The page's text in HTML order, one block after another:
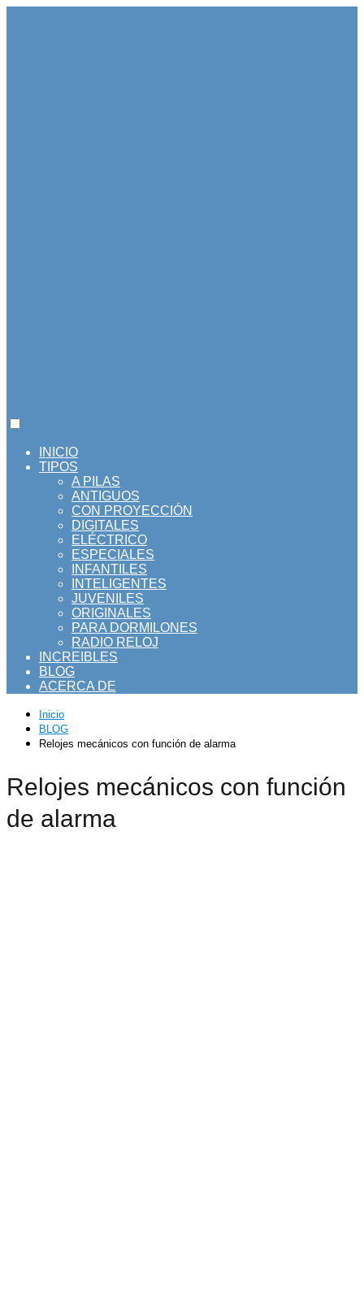
INICIO
TIPOS
A PILAS
ANTIGUOS
CON PROYECCIÓN
DIGITALES
ELÉCTRICO
ESPECIALES
INFANTILES
INTELIGENTES
JUVENILES
ORIGINALES
PARA DORMILONES
RADIO RELOJ
INCREIBLES
BLOG
ACERCA DE
Inicio
BLOG
Relojes mecánicos con función de alarma
Relojes mecánicos con función
de alarma